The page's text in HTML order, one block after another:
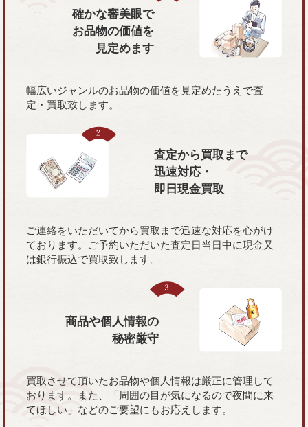
確かな審美眼で
お品物の価値を
見定めます
幅広いジャンルのお品物の価値を見定めたうえで査
定・買取致します。
査定から買取まで
迅速対応・
即日現金買取
ご連絡をいただいてから買取まで迅速な対応を心がけ
ております。ご予約いただいた査定日当日中に現金又
は銀行振込で買取致します。
商品や個人情報の
秘密厳守
買取させて頂いたお品物や個人情報は厳正に管理して
おります。また、「周囲の目が気になるので夜間に来
てほしい」などのご要望にもお応えします。